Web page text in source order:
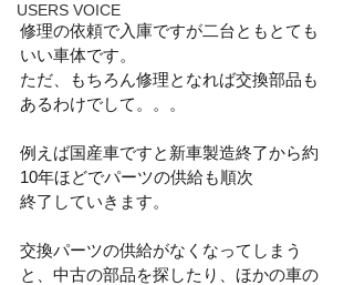
USERS VOICE
修理の依頼で入庫ですが二台ともとても
いい車体です。
ただ、もちろん修理となれば交換部品も
あるわけでして。。。
例えば国産車ですと新車製造終了から約
10年ほどでパーツの供給も順次
終了していきます。
交換パーツの供給がなくなってしまう
と、中古の部品を探したり、ほかの車の